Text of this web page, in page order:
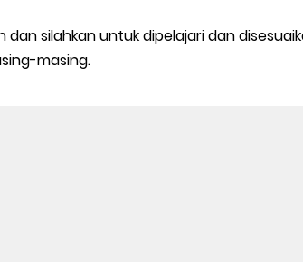
dan silahkan untuk dipelajari dan
masing.